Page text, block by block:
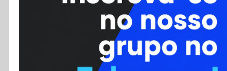
Enviar Dica